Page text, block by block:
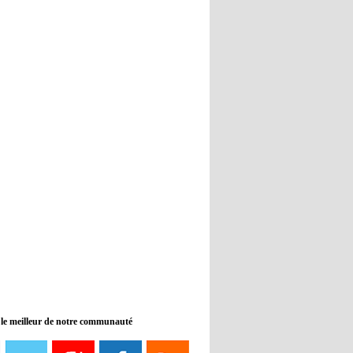
08:21 - 2022/11/08
Liverpool mis en vente par son
propriétaire
meilleur de notre communauté